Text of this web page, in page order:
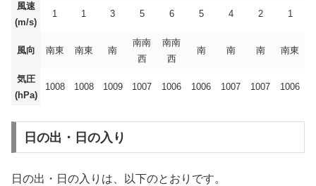
風速
(m/s)
1 1 3 5 6 5 4 2 1
風向 南東 南東 南
南南
西
南南
西
南 南 南 南東
気圧
(hPa)
1008 1008 1009 1007 1006 1006 1007 1007 1006
日の出・日の入り
日の出・日の入りは、以下のとおりです。